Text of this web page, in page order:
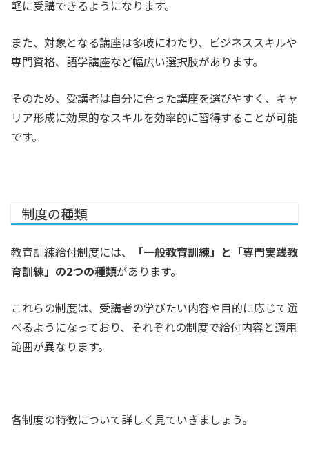
軽に受講できるようになります。
また、対象となる講座は多岐にわたり、ビジネススキルや
専門資格、語学講座など幅広い選択肢があります。
そのため、受講者は自分に合った講座を選びやすく、キャ
リア形成に効果的なスキルを効率的に習得することが可能
です。
制度の種類
教育訓練給付制度には、
「一般教育訓練」と「専門実践教
育訓練」の2つの種類があります。
これらの制度は、受講者の学びたい内容や目的に応じて選
べるようになっており、それぞれの制度で給付内容と適用
範囲が異なります。
各制度の特徴について詳しく見ていきましょう。